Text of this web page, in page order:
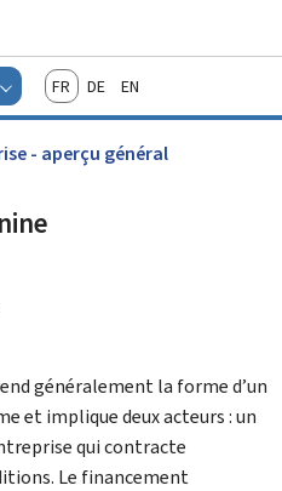
principal
Changer
FrançaisDeutschEnglish
- aperçu général
généralement la forme d’un
et implique deux acteurs : un
qui contracte
Le financement